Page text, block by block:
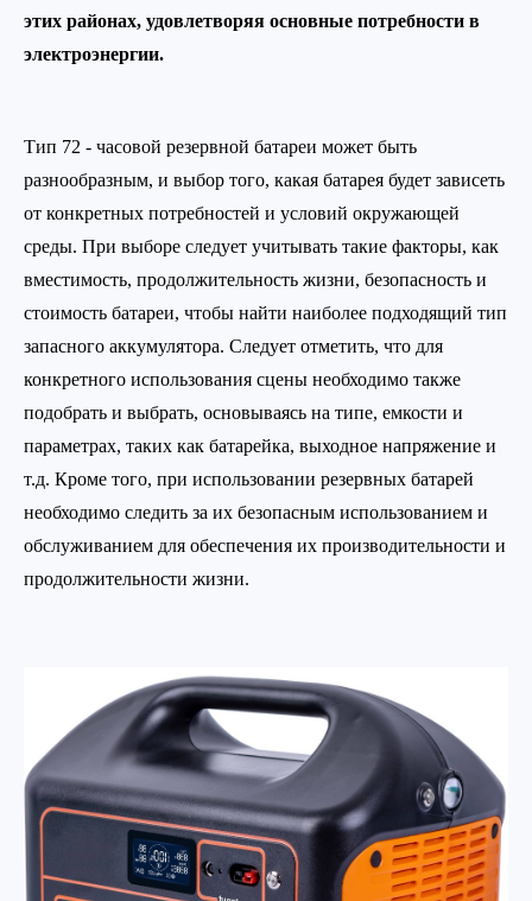
этих районах, удовлетворяя основные потребности в
электроэнергии.
Тип 72 - часовой резервной батареи может быть
разнообразным, и выбор того, какая батарея будет зависеть
от конкретных потребностей и условий окружающей
среды. При выборе следует учитывать такие факторы, как
вместимость, продолжительность жизни, безопасность и
стоимость батареи, чтобы найти наиболее подходящий тип
запасного аккумулятора. Следует отметить, что для
конкретного использования сцены необходимо также
подобрать и выбрать, основываясь на типе, емкости и
параметрах, таких как батарейка, выходное напряжение и
т.д. Кроме того, при использовании резервных батарей
необходимо следить за их безопасным использованием и
обслуживанием для обеспечения их производительности и
продолжительности жизни.